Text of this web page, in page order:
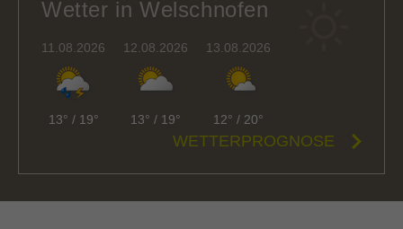
Wetter in Welschnofen
11.08.2026
13° / 19°
12.08.2026
13° / 19°
13.08.2026
12° / 20°
WETTERPROGNOSE